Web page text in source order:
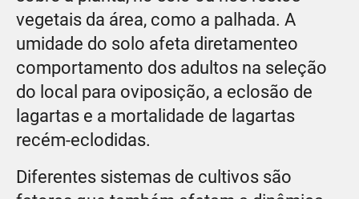
vegetais da área, como a palhada. A
umidade do solo afeta diretamenteo
comportamento dos adultos na seleção
do local para oviposição, a eclosão de
lagartas e a mortalidade de lagartas
recém-eclodidas.
Diferentes sistemas de cultivos são